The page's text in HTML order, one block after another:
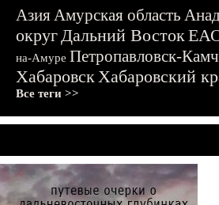
АзияАмурская область
округДальний Восток
на-Амуре Петропавловск-
ХабаровскХабаровский
Все теги >>